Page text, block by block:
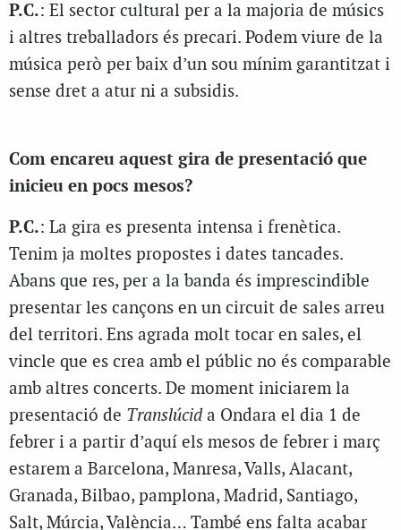
P.C.: El sector cultural per a la majoria de músics
i altres treballadors és precari. Podem viure de la
música però per baix d’un sou mínim garantitzat i
sense dret a atur ni a subsidis.
Com encareu aquest gira de presentació que
inicieu en pocs mesos?
P.C.: La gira es presenta intensa i frenètica.
Tenim ja moltes propostes i dates tancades.
Abans que res, per a la banda és imprescindible
presentar les cançons en un circuit de sales arreu
del territori. Ens agrada molt tocar en sales, el
vincle que es crea amb el públic no és comparable
amb altres concerts. De moment iniciarem la
presentació de Translúcida Ondara el dia 1 de
febrer i a partir d’aquí els mesos de febrer i març
estarem a Barcelona, Manresa, Valls, Alacant,
Granada, Bilbao, pamplona, Madrid, Santiago,
Salt, Múrcia, València… També ens falta acabar